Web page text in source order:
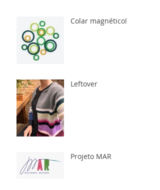
Colar magnético!
Leftover
Projeto MAR